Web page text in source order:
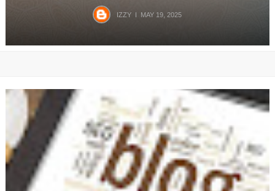
IZZY MAY 19, 2025